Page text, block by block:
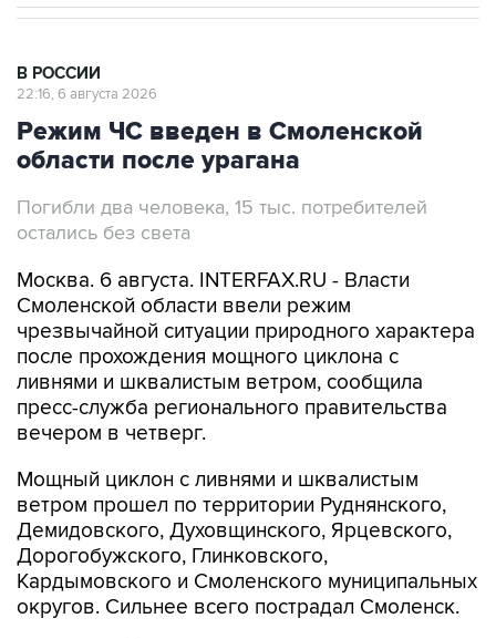
В РОССИИ
22:16, 6 августа 2026
Режим ЧС введен в Смоленской
области после урагана
Погибли два человека, 15 тыс. потребителей
остались без света
Москва. 6 августа. INTERFAX.RU - Власти
Смоленской области ввели режим
чрезвычайной ситуации природного характера
после прохождения мощного циклона с
ливнями и шквалистым ветром, сообщила
пресс-служба регионального правительства
вечером в четверг.
Мощный циклон с ливнями и шквалистым
ветром прошел по территории Руднянского,
Демидовского, Духовщинского, Ярцевского,
Дорогобужского, Глинковского,
Кардымовского и Смоленского муниципальных
округов. Сильнее всего пострадал Смоленск.